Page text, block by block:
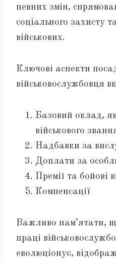
певних змін,
соціального захисту
військових.
Ключові аспекти
військовослужбовця
Базовий оклад,
військового
Надбавки за
Доплати за
Премії та бойові
Компенсації
Важливо пам’ятати,
праці
еволюціонує,